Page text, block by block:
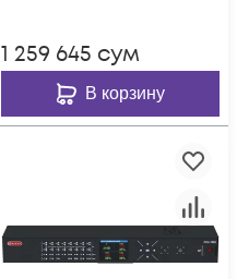
1 259 645 сум
В корзину